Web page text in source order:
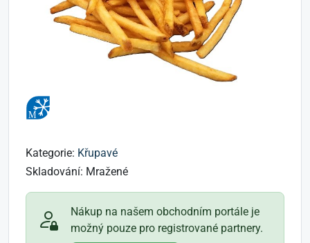
Kategorie: Křupavé
Skladování: Mražené
Nákup na našem obchodním portále je
možný pouze pro registrované partnery.